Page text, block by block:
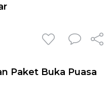
Paket Buka Puasa